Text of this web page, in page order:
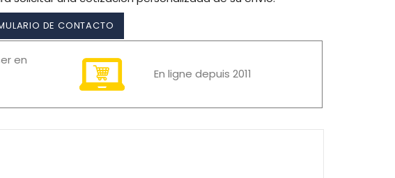
DE CONTACTO
en
En ligne depuis 2011